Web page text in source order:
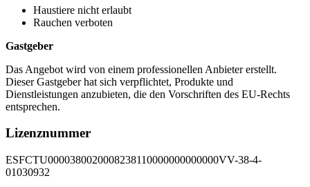
Haustiere nicht erlaubt
Rauchen verboten
Gastgeber
Das Angebot wird von einem professionellen Anbieter erstellt.
Dieser Gastgeber hat sich verpflichtet, Produkte und
Dienstleistungen anzubieten, die den Vorschriften des EU-Rechts
entsprechen.
Lizenznummer
ESFCTU0000380020008238110000000000000VV-38-4-
01030932